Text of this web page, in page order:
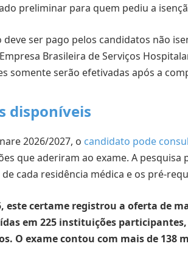
preliminar para quem pediu a
deve ser pago pelos candidatos não
Brasileira de Serviços
somente serão efetivadas após a
disponíveis
2026/2027, o candidato pode
que aderiram ao exame. A
cada residência médica e os pré-
este certame registrou a oferta de
em 225 instituições
O exame contou com mais de 138